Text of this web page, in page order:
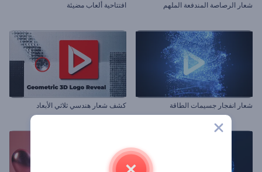
شعار الرصاصة المندفعة الملهم افتتاحية ألعاب مضيئة
شعار انفجار جسيمات الطاقة كشف شعار هندسي ثلاثي الأبعاد